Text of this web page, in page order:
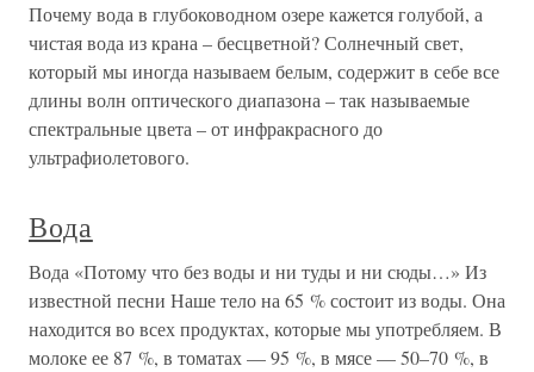
Почему вода в глубоководном озере кажется голубой, а
чистая вода из крана – бесцветной? Солнечный свет,
который мы иногда называем белым, содержит в себе все
длины волн оптического диапазона – так называемые
спектральные цвета – от инфракрасного до
ультрафиолетового.
Вода
Вода «Потому что без воды и ни туды и ни сюды…» Из
известной песни Наше тело на 65 % состоит из воды. Она
находится во всех продуктах, которые мы употребляем. В
молоке ее 87 %, в томатах — 95 %, в мясе — 50–70 %, в